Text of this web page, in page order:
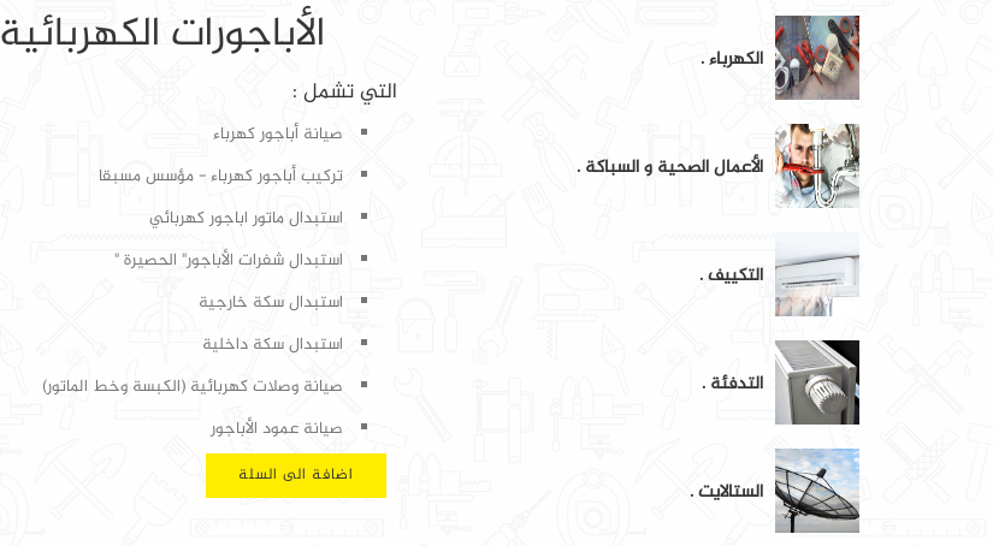
الكهرباء .
الأعمال الصحية و السباكة .
التكييف .
التدفئة .
الستالايت .
الأباجورات الكهربائية
التي تشمل :
صيانة أباجور كهرباء
تركيب أباجور كهرباء - مؤسس مسبقا
استبدال ماتور اباجور كهربائي
استبدال شفرات الأباجور" الحصيرة "
استبدال سكة خارجية
استبدال سكة داخلية
صيانة وصلات كهربائية (الكبسة وخط الماتور)
صيانة عمود الأباجور
اضافة الى السلة